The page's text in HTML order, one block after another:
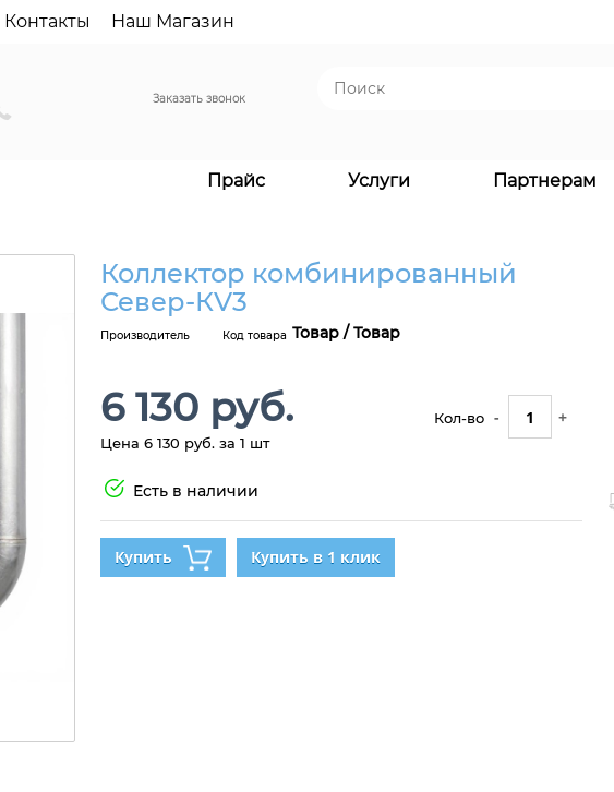
Контакты Наш Магазин
Заказать звонок
Прайс Услуги Партнерам
Коллектор комбинированный
Север-КV3
Производитель Код товара Товар / Товар
6 130 руб.
Цена 6 130 руб. за 1 шт
Кол-во - +
Есть в наличии
Купить Купить в 1 клик